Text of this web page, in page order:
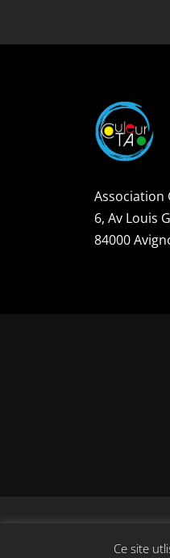
Association
6, Av Louis
84000
Ce site